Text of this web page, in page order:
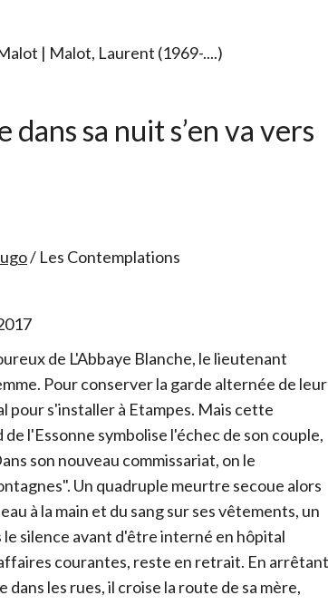
sa nuit s’en va vers
/ Les Contemplations
de L'Abbaye Blanche, le lieutenant
Pour conserver la garde alternée de leur
pour s'installer à Etampes. Mais cette
l'Essonne symbolise l'échec de son couple,
son nouveau commissariat, on le
Un quadruple meurtre secoue alors
à la main et du sang sur ses vêtements, un
le silence avant d'être interné en hôpital
courantes, reste en retrait. En arrêtant
dans les rues, il croise la route de sa mère,